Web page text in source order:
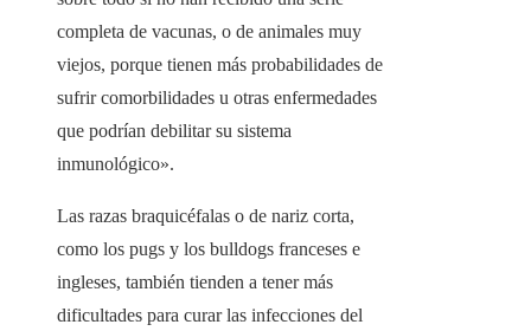
completa de vacunas, o de animales muy
viejos, porque tienen más probabilidades de
sufrir comorbilidades u otras enfermedades
que podrían debilitar su sistema
inmunológico».
Las razas braquicéfalas o de nariz corta,
como los pugs y los bulldogs franceses e
ingleses, también tienden a tener más
dificultades para curar las infecciones del